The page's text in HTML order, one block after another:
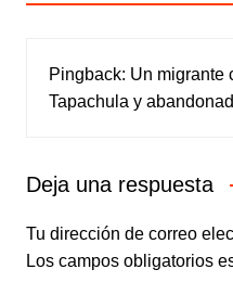
Pingback: Un migrante
Tapachula y
Deja una respuesta
Tu dirección de correo
Los campos obligatorios